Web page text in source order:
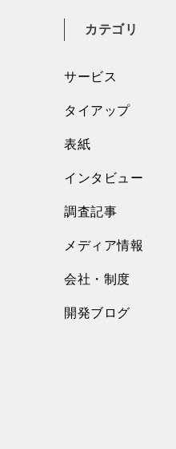
カテゴリ
サービス
タイアップ
表紙
インタビュー
調査記事
メディア情報
会社・制度
開発ブログ